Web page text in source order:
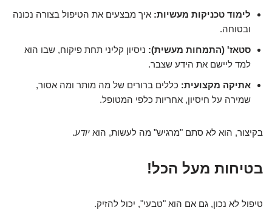
לימוד טכניקות מעשיות: איך מבצעים את הטיפול בצורה נכונה
ובטוחה.
סטאז' (התמחות מעשית): ניסיון קליני תחת פיקוח, שבו הוא
למד ליישם את הידע שצבר.
אתיקה מקצועית: כללים ברורים של מה מותר ומה אסור,
שמירה על חיסיון, אחריות כלפי המטופל.
בקיצור, הוא לא סתם "מרגיש" מה לעשות, הוא יודע.
בטיחות מעל הכל!
טיפול לא נכון, גם אם הוא "טבעי", יכול להזיק.